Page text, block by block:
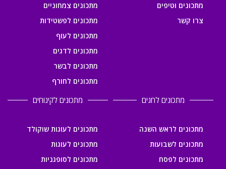
מתכונים וטיפים
צרו קשר
מתכונים צמחוניים
מתכונים לפשטידות
מתכונים לעוף
מתכונים לדגים
מתכונים לבשר
מתכונים לחורף
מתכונים לחגים
מתכונים לראש השנה
מתכונים לשבועות
מתכונים לפסח
מתכונים לקינוחים
מתכונים לעוגות שוקולד
מתכונים לעוגות
מתכונים לסופגניות